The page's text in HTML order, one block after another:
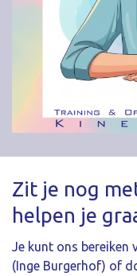
Zit je nog
helpen je
Je kunt ons
(Inge Burgerhof) of